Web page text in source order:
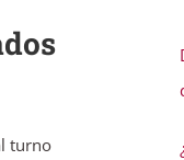
turno